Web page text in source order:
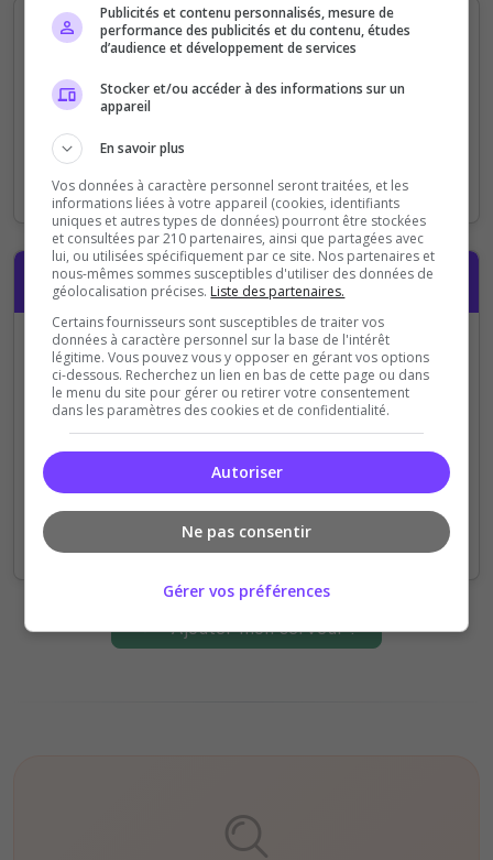
Informations supplémentaires
Chaîne Twitch
https://www.twitch.tv/
Optionnel : ajoutez votre chaîne Twitch pour promouvoir
vos streams
Compte
Avez-vous déjà un compte ?
Je me connecte avec
mon compteTop-
Serveurs
Je crée mon
compte (en 10
secondes)
Ajouter mon serveur !
Publicités et contenu personnalisés, mesure de
performance des publicités et du contenu, études
d’audience et développement de services
Stocker et/ou accéder à des informations sur un
appareil
En savoir plus
Vos données à caractère personnel seront traitées, et les
informations liées à votre appareil (cookies, identifiants
uniques et autres types de données) pourront être stockées
et consultées par 210 partenaires, ainsi que partagées avec
lui, ou utilisées spécifiquement par ce site. Nos partenaires et
nous-mêmes sommes susceptibles d'utiliser des données de
géolocalisation précises. Liste des partenaires.
Certains fournisseurs sont susceptibles de traiter vos
données à caractère personnel sur la base de l'intérêt
légitime. Vous pouvez vous y opposer en gérant vos options
ci-dessous. Recherchez un lien en bas de cette page ou dans
le menu du site pour gérer ou retirer votre consentement
dans les paramètres des cookies et de confidentialité.
Autoriser
Ne pas consentir
Gérer vos préférences